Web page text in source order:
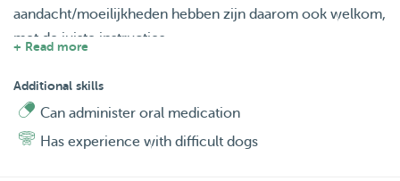
aandacht/moeilijkheden hebben zijn daarom ook welkom,
met de juiste instructies.
Ik woon samen met mijn honden Minnie, die sinds
augustus 2024 bij mij is, en Kuri, die sinds september 2025
bij mij is. Minnie heeft gelukkig, ondanks haar verleden,
+ Read more
Additional skills
Can administer oral medication
Has experience with difficult dogs